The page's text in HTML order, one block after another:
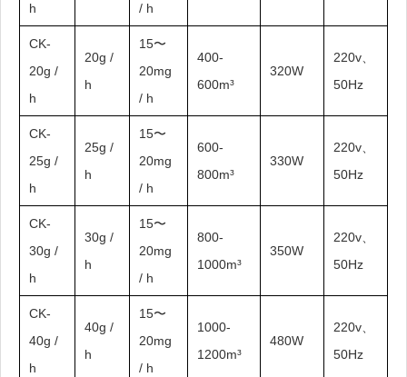
h
/ h
CK-
20g /
h
20g /
h
15〜
20mg
/ h
400-
600m³
320W
220v、
50Hz
CK-
25g /
h
25g /
h
15〜
20mg
/ h
600-
800m³
330W
220v、
50Hz
CK-
30g /
h
30g /
h
15〜
20mg
/ h
800-
1000m³
350W
220v、
50Hz
CK-
40g /
h
40g /
h
15〜
20mg
/ h
1000-
1200m³
480W
220v、
50Hz